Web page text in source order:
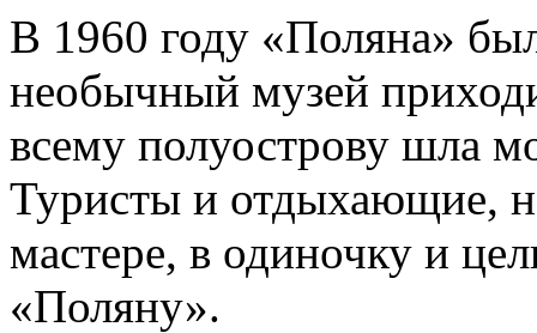
В 1960 году «Поляна»
необычный музей
всему полуострову шла
Туристы и отдыхающие,
мастере, в одиночку и
«Поляну».